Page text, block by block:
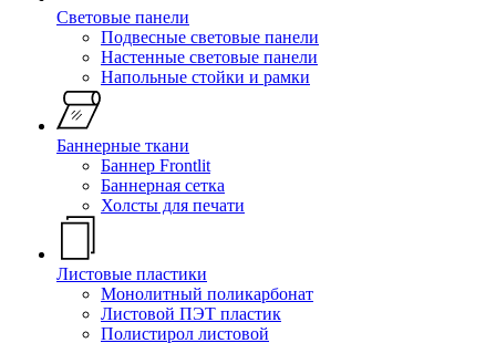
Световые панели
Подвесные световые панели
Настенные световые панели
Напольные стойки и рамки
Баннерные ткани
Баннер Frontlit
Баннерная сетка
Холсты для печати
Листовые пластики
Монолитный поликарбонат
Листовой ПЭТ пластик
Полистирол листовой